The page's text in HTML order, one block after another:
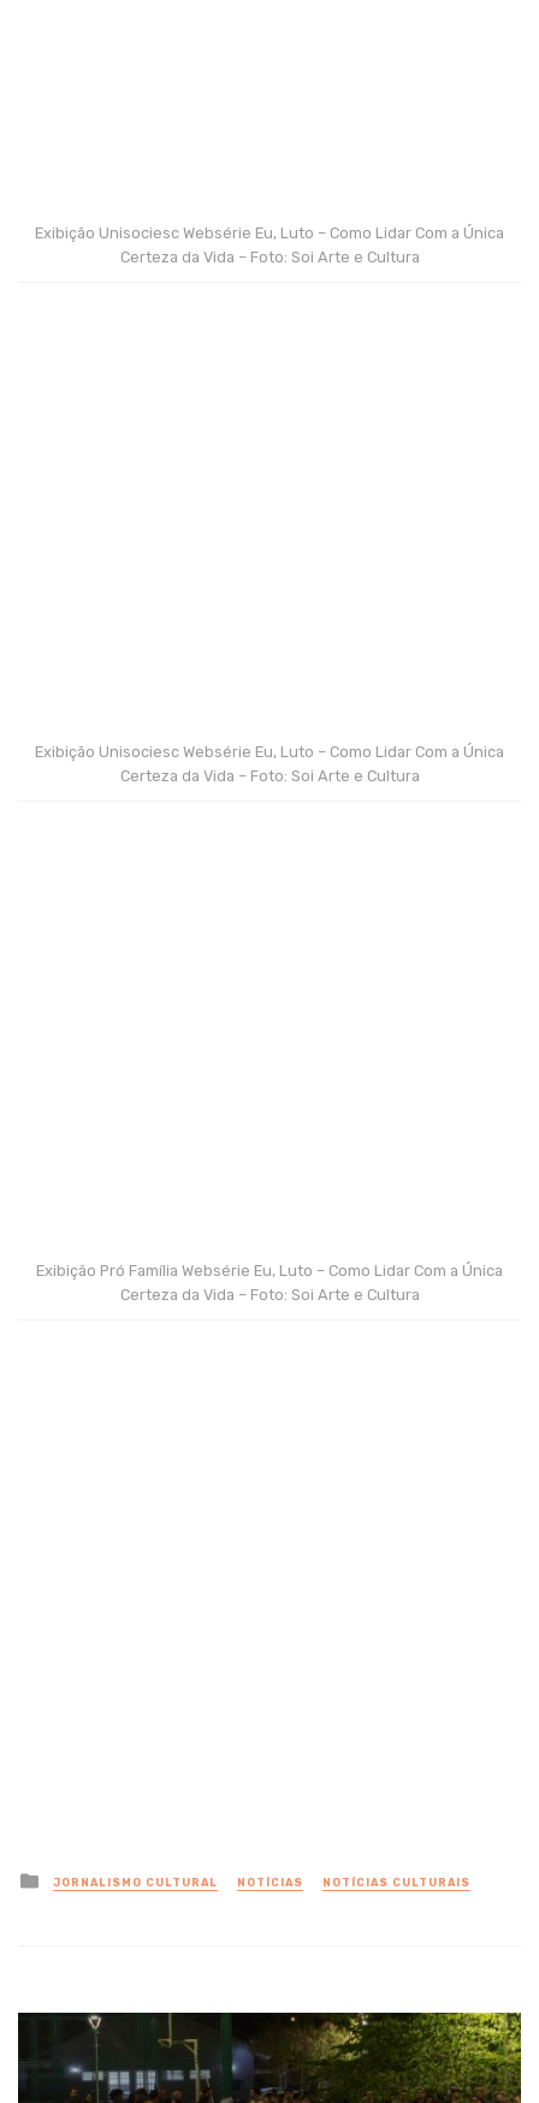
Exibição Unisociesc Websérie Eu, Luto – Como Lidar Com a Única
Certeza da Vida – Foto: Soi Arte e Cultura
Exibição Unisociesc Websérie Eu, Luto – Como Lidar Com a Única
Certeza da Vida – Foto: Soi Arte e Cultura
Exibição Pró Família Websérie Eu, Luto – Como Lidar Com a Única
Certeza da Vida – Foto: Soi Arte e Cultura
Posted
in
JORNALISMO CULTURAL NOTÍCIAS NOTÍCIAS CULTURAIS